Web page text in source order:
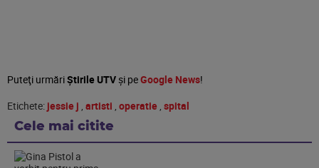
Puteţi urmăriȘtirile UTVşi peGoogle News!
Etichete: jessie j , artisti , operatie , spital
Cele mai citite